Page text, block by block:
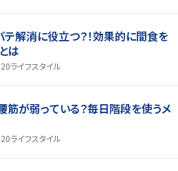
解消に役立つ？！効果的に間食を
は
ライフスタイル
筋が弱っている？毎日階段を使うメ
ライフスタイル